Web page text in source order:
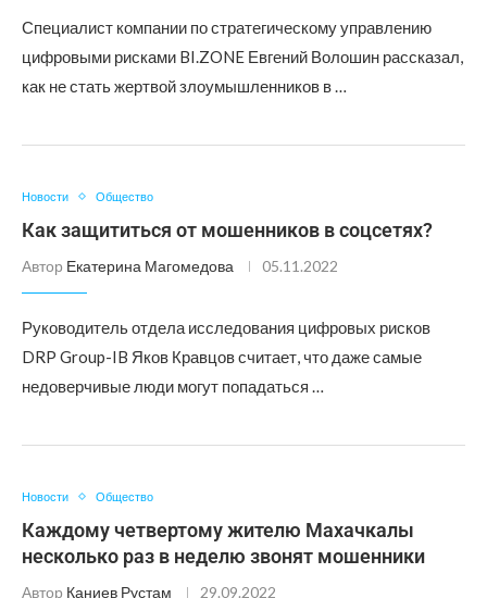
Специалист компании по стратегическому управлению
цифровыми рисками BI.ZONE Евгений Волошин рассказал,
как не стать жертвой злоумышленников в …
Новости Общество
Как защититься от мошенников в соцсетях?
Автор Екатерина Магомедова 05.11.2022
Руководитель отдела исследования цифровых рисков
DRP Group-IB Яков Кравцов считает, что даже самые
недоверчивые люди могут попадаться …
Новости Общество
Каждому четвертому жителю Махачкалы
несколько раз в неделю звонят мошенники
Автор Каниев Рустам 29.09.2022